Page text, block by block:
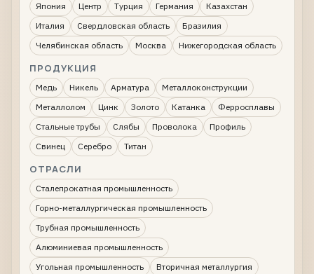
Япония
Центр Турция Германия
Казахстан
Италия
Свердловская область
Бразилия
Челябинская область
Москва Нижегородская область
ПРОДУКЦИЯ
Медь Никель Арматура
Металлоконструкции
Металлолом
Цинк Золото Катанка
Ферросплавы
Стальные трубы
Слябы Проволока
Профиль
Свинец
Серебро Титан
ОТРАСЛИ
Сталепрокатная промышленность
Горно-металлургическая промышленность
Трубная промышленность
Алюминиевая промышленность
Угольная промышленность
Вторичная металлургия